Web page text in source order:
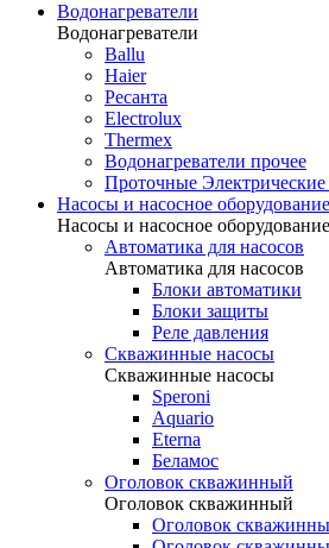
Водонагреватели
Водонагреватели
Ballu
Haier
Ресанта
Electrolux
Thermex
Водонагреватели прочее
Проточные
Насосы и насосное оборудование
Насосы и насосное оборудование
Автоматика для насосов
Автоматика для насосов
Блоки автоматики
Блоки защиты
Реле давления
Скважинные насосы
Скважинные насосы
Speroni
Aquario
Eterna
Беламос
Оголовок скважинный
Оголовок скважинный
Оголовок